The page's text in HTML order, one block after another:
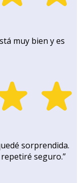
muy bien y es
sorprendida.
repetiré seguro.”